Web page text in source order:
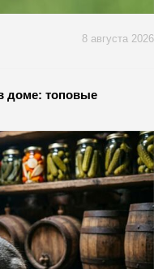
8 августа 2026
доме: топовые